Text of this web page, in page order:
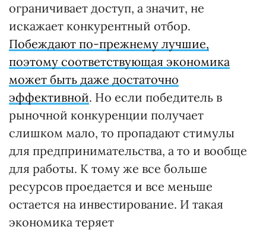
ограничивает доступ, а значит, не
искажает конкурентный отбор.
Побеждают по-прежнему лучшие,
поэтому соответствующая экономика
может быть даже достаточно
эффективной. Но если победитель в
рыночной конкуренции получает
слишком мало, то пропадают стимулы
для предпринимательства, а то и вообще
для работы. К тому же все больше
ресурсов проедается и все меньше
остается на инвестирование. И такая
экономика теряет